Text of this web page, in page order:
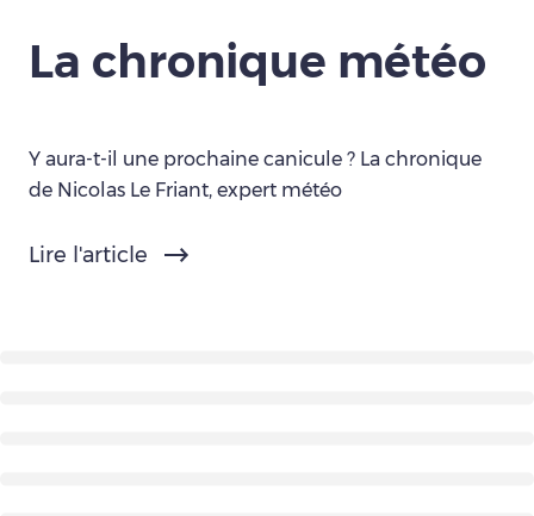
La chronique météo
Y aura-t-il une prochaine canicule ? La chronique
de Nicolas Le Friant, expert météo
Lire l'article